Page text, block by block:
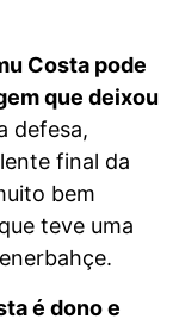
Costa pode
que deixou
defesa,
final da
bem
teve uma
é dono e